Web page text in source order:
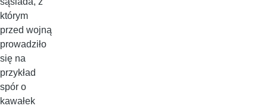
którym
przed wojną
prowadziło
się na
przykład
spór o
kawałek